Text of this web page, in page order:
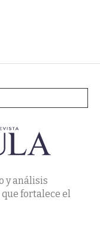
y análisis
fortalece el